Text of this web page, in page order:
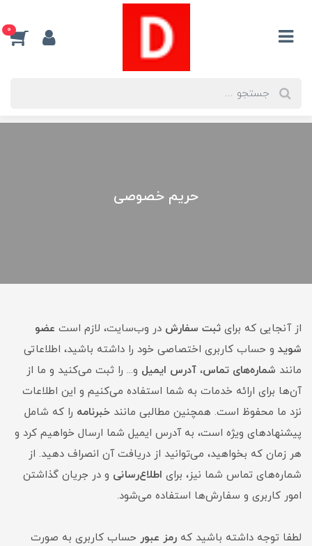
0
حریم خصوصی
از آنجایی که برای ثبت سفارش در وب‌سایت، لازم است عضو
شوید و حساب کاربری اختصاصی خود را داشته باشید، اطلاعاتی
مانند شماره‌های تماس، آدرس ایمیل و... را ثبت می‌کنید و ما از
آن‌ها برای ارائه خدمات به شما استفاده می‌کنیم و این اطلاعات
نزد ما محفوظ است. همچنین مطالبی مانند خبرنامه را که شامل
پیشنهادهای ویژه است، به آدرس ایمیل شما ارسال خواهیم کرد و
هر زمان که بخواهید، می‌توانید از دریافت آن انصراف دهید. از
شماره‌های تماس شما نیز، برای اطلاع‌رسانی و در جریان گذاشتن
امور کاربری و سفارش‌ها استفاده می‌شود.
لطفا توجه داشته باشید که رمز عبور حساب کاربری به صورت